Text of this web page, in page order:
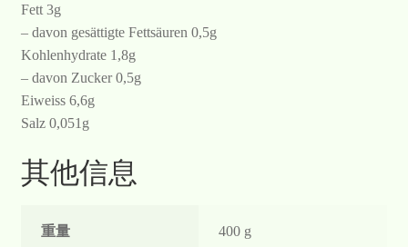
Fett 3g
– davon gesättigte Fettsäuren 0,5g
Kohlenhydrate 1,8g
– davon Zucker 0,5g
Eiweiss 6,6g
Salz 0,051g
其他信息
重量 400 g